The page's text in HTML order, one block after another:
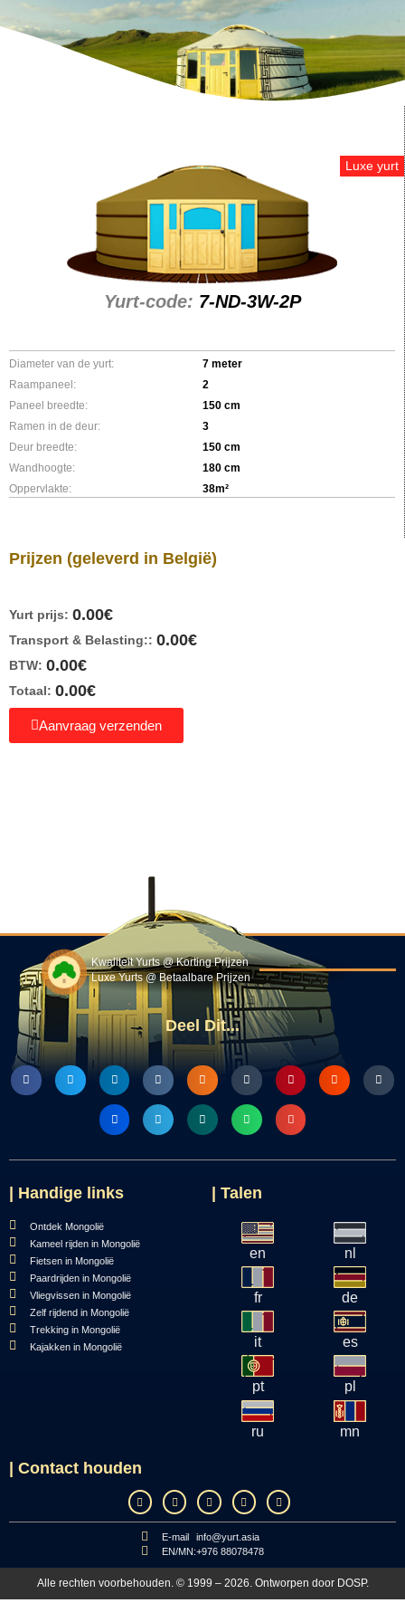
Luxe yurt
Yurt-code: 7-ND-3W-2P
Diameter van de yurt:
Raampaneel:
Paneel breedte:
7 meter
2
150 cm
Ramen in de deur:
Deur breedte:
Wandhoogte:
Oppervlakte:
3
150 cm
180 cm
38m²
Prijzen (geleverd in België)
Yurt prijs: 0.00€
Transport & Belasting:: 0.00€
BTW: 0.00€
Totaal: 0.00€
Aanvraag verzenden
Kwaliteit Yurts @ Korting Prijzen
Luxe Yurts @ Betaalbare Prijzen
Deel Dit...
| Handige links
Ontdek Mongolië
Kameel rijden in Mongolië
Fietsen in Mongolië
Paardrijden in Mongolië
Vliegvissen in Mongolië
Zelf rijdend in Mongolië
Trekking in Mongolië
Kajakken in Mongolië
| Talen
en nl
fr de
it es
pt pl
ru mn
| Contact houden
E-mail
EN/MN:
info@yurt.asia
+976 88078478
Alle rechten voorbehouden. © 1999 – 2026. Ontworpen door DOSP.